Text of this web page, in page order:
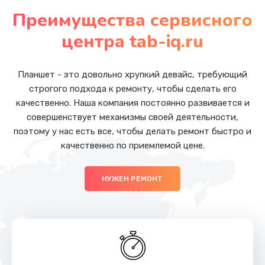
Заказать
от 490 руб.
Заказать
Замена передней камеры
от 490 руб.
Замена полифонического динамика
Замена антенны
Преимущества сервисного
центра tab-iq.ru
Планшет - это довольно хрупкий девайс, требующий
строгого подхода к ремонту, чтобы сделать его
качественно. Наша компания постоянно развивается и
совершенствует механизмы своей деятельности,
поэтому у нас есть все, чтобы делать ремонт быстро и
качественно по приемлемой цене.
НУЖЕН РЕМОНТ